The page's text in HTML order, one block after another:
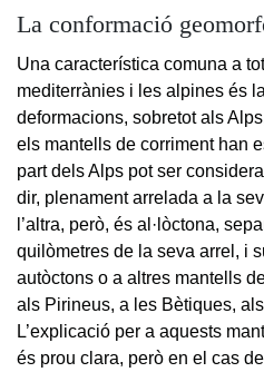
La conformació
Una característica comuna a
mediterrànies i les alpines és
deformacions, sobretot als
els mantells de corriment han
part dels Alps pot ser
dir, plenament arrelada a la
l’altra, però, és al·lòctona,
quilòmetres de la seva arrel, i
autòctons o a altres mantells
als Pirineus, a les Bètiques,
L’explicació per a aquests
és prou clara, però en el cas